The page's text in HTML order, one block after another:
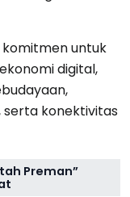
untuk
digital,
serta konektivitas
Preman”